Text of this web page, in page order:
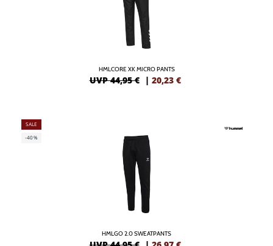
HMLCORE XK MICRO PANTS
UVP 44,95 € | 20,23 €
SALE
-40%
HMLGO 2.0 SWEATPANTS